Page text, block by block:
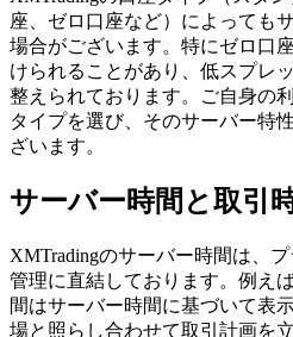
座、ゼロ口座など）によっても
場合がございます。特にゼロ口
けられることがあり、低スプレ
整えられております。ご自身の
タイプを選び、そのサーバー特
ざいます。
サーバー時間と取引
XMTradingのサーバー時間は、
管理に直結しております。例え
間はサーバー時間に基づいて表
場と照らし合わせて取引計画を